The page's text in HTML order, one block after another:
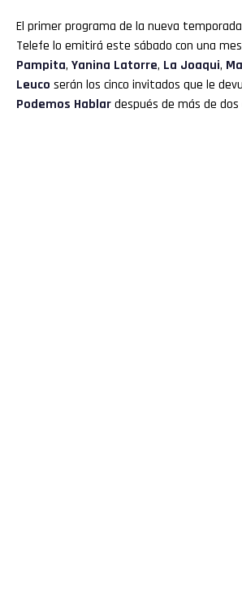
El primer programa de la nueva
Telefe lo emitirá este sábado con una
Pampita, Yanina Latorre, La Joaqui,
Leuco serán los cinco invitados que le
Podemos Hablardespués de más de